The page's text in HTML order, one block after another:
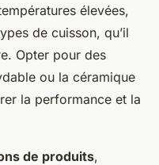
élevées,
de cuisson, qu’il
Opter pour des
ou la céramique
la performance et la
de produits,